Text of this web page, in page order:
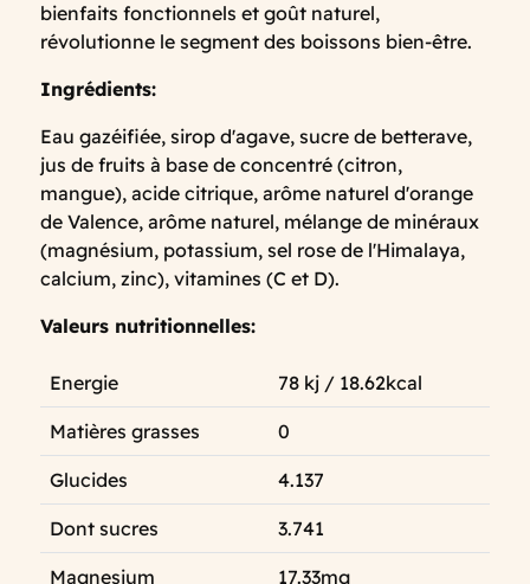
bienfaits fonctionnels et goût naturel,
révolutionne le segment des boissons bien-être.
Ingrédients:
Eau gazéifiée, sirop d'agave, sucre de betterave,
jus de fruits à base de concentré (citron,
mangue), acide citrique, arôme naturel d'orange
de Valence, arôme naturel, mélange de minéraux
(magnésium, potassium, sel rose de l'Himalaya,
calcium, zinc), vitamines (C et D).
Valeurs nutritionnelles:
Energie 78 kj / 18.62kcal
Matières grasses 0
Glucides 4.137
Dont sucres 3.741
Magnesium 17.33mg